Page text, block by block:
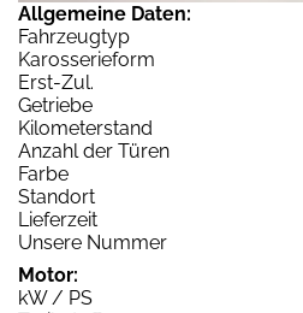
Allgemeine Daten:
Fahrzeugtyp
Karosserieform
Erst-Zul.
Getriebe
Kilometerstand
Anzahl der Türen
Farbe
Standort
Lieferzeit
Unsere Nummer
Motor:
kW / PS